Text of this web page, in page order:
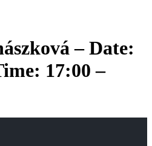
– Date:
17:00 –